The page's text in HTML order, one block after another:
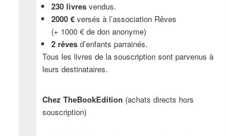
230 livres vendus.
2000 € versés à l’association Rêves
(+ 1000 € de don anonyme)
2 rêves d’enfants parrainés.
Tous les livres de la souscription sont parvenus à
leurs destinataires.
Chez TheBookEdition (achats directs hors
souscription)